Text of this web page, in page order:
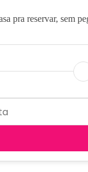
pra reservar, sem